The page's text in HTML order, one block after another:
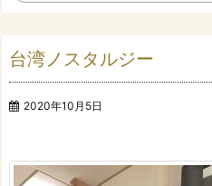
台湾ノスタルジー
2020年10月5日